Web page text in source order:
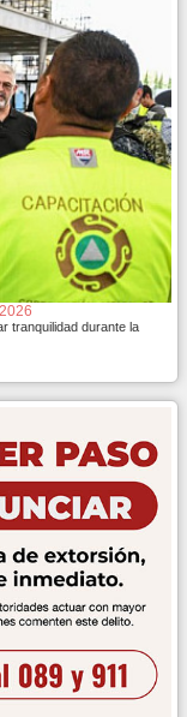
tranquilidad durante la